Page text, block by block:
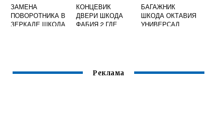
ЗАМЕНА
ПОВОРОТНИКА В
ЗЕРКАЛЕ ШКОДА
КОНЦЕВИК
ДВЕРИ ШКОДА
ФАБИЯ 2 ГДЕ
БАГАЖНИК
ШКОДА ОКТАВИЯ
УНИВЕРСАЛ
Реклама